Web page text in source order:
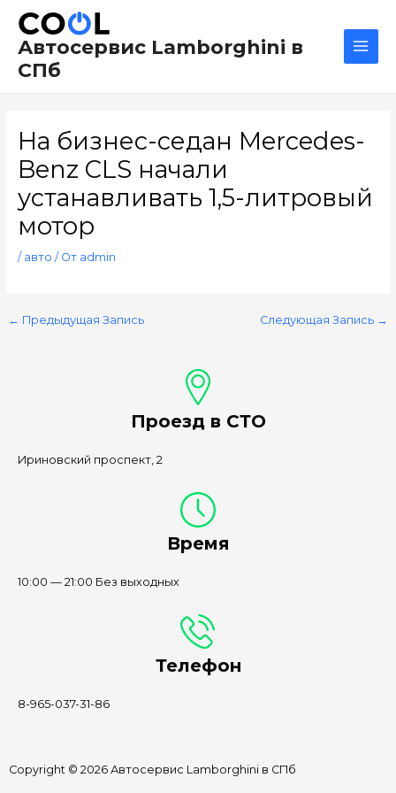
содержимому
Автосервис Lamborghini в
СПб
На бизнес-седан Mercedes-
Benz CLS начали
устанавливать 1,5-литровый
мотор
/ авто / От admin
по
записям
← Предыдущая Запись Следующая Запись →
Проезд в СТО
Ириновский проспект, 2
Время
10:00 — 21:00 Без выходных
Телефон
8-965-037-31-86
Copyright © 2026 Автосервис Lamborghini в СПб